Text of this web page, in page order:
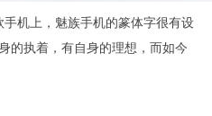
机上，魅族手机的篆体字很有设
的执着，有自身的理想，而如今